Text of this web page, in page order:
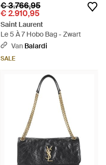
€ 3.766,95
€ 2.910,95
Saint Laurent
Le 5 À 7 Hobo Bag - Zwart
Van Balardi
SALE